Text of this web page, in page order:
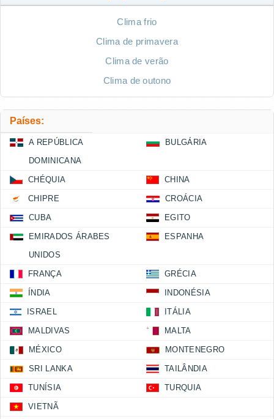
Clima frio
Clima de primavera
Clima de verão
Clima de outono
Países:
A REPÚBLICA
DOMINICANA
BULGÁRIA
CHÉQUIA CHINA
CHIPRE CROÁCIA
CUBA EGITO
EMIRADOS ÁRABES
UNIDOS
ESPANHA
FRANÇA GRÉCIA
ÍNDIA INDONÉSIA
ISRAEL ITÁLIA
MALDIVAS MALTA
MÉXICO MONTENEGRO
SRI LANKA TAILÂNDIA
TUNÍSIA TURQUIA
VIETNÃ